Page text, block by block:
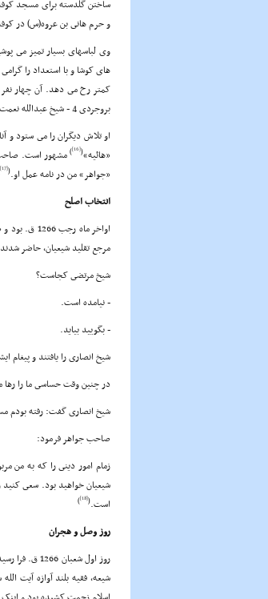
ساختن گلدسته براى مسجد
و حرم هانى بن عروه(س) در
وى لباسهاى بسیار تمیز مى
هاى کوشا و با استعداد را
بروجردى 4 - شیخ عبدالله نعمت عاملى.
او تلاش دیگران را مى ستود و
«هائیه»(
[16]
)مشهور است. صاحب
«جواهر» من در نامه عمل او.(
[17]
انتخاب اصلح
اواخر
مرجع تقلید شیعیان، حاضر
شیخ مرتضى کجاست؟
- نیامده است.
- بگویید بیاید.
شیخ انصارى را یافتند و پیغام
در چنین وقت حساسى ما را
شیخ انصارى گفت: رفته بودم
صاحب جواهر فرمود:
زمام امور دینى را که به من
شیعیان خواهید بود. سعى کنید
است.(
[18]
)
روز وصل و هجران
روز اول
شیعه، فقیه بلند آوازه آیت